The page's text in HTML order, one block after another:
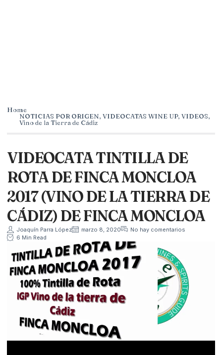
Home
NOTICIAS POR ORIGEN, VIDEOCATAS WINE UP, VIDEOS,
Vino de la Tierra de Cádiz
VIDEOCATA TINTILLA DE
ROTA DE FINCA MONCLOA
2017 (VINO DE LA TIERRA DE
CÁDIZ) DE FINCA MONCLOA
Joaquín Parra López marzo 8, 2020
No hay comentarios
6 Min Read